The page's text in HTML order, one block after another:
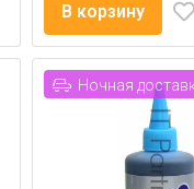
В корзину
Ночная